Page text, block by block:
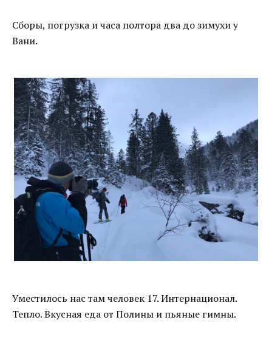
Сборы, погрузка и часа полтора два до зимухи у
Вани.
Уместилось нас там человек 17. Интернационал.
Тепло. Вкусная еда от Полины и пьяные гимны.